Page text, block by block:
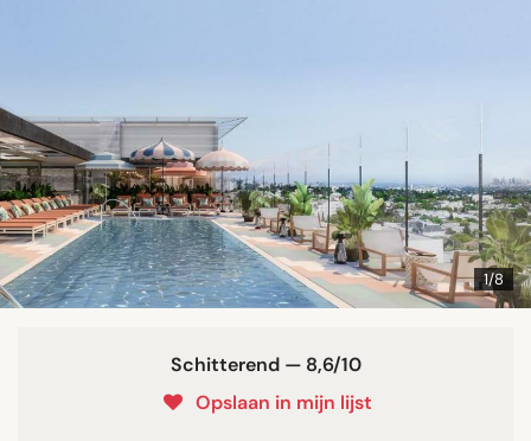
1/8
Schitterend — 8,6/10
Opslaan in mijn lijst